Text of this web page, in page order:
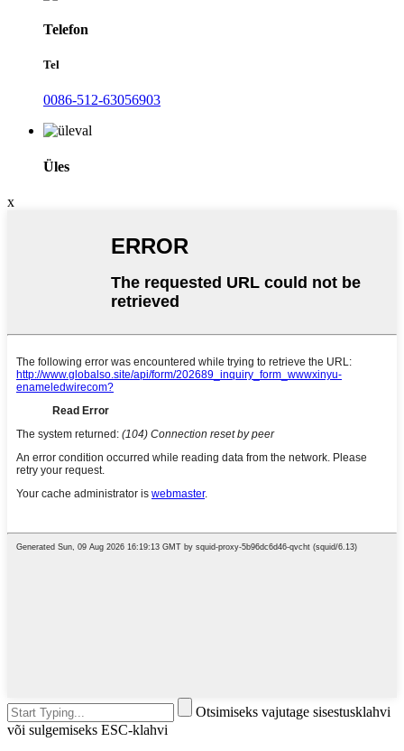
Telefon
Tel
0086-512-63056903
Üles
x
Otsimiseks vajutage sisestusklahvi
või sulgemiseks ESC-klahvi